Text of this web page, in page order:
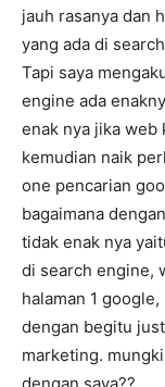
jauh rasanya dan
yang ada di
Tapi saya
engine ada
enak nya jika web
kemudian naik
one pencarian
bagaimana
tidak enak nya
di search engine,
halaman 1
dengan begitu
marketing.